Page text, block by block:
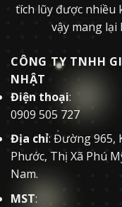
tích lũy được nhiều
vậy mang lại
CÔNG TY TNHH
NHẬT
Điện thoại:
0909 505 727
Địa chỉ: Đường 965,
Phước, Thị Xã Phú
Nam.
MST: